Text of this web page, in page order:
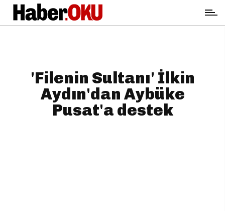
'Filenin Sultanı' İlkin
Aydın'dan Aybüke
Pusat'a destek